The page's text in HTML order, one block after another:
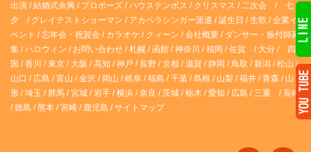
出演 /結婚式余興 / プロポーズ /ハウステンボス / クリスマス /二次会 / 七
夕 / グレイテストショーマン / アカペラシンガー派遣 /誕生日 /生歌 /企業イ
ベント /忘年会・祝賀会 / カラオケ / クィーン /会社概要 / ダンサー・振付師募
集 /ハロウィン / お問い合わせ /札幌 /函館 /神奈川 /福岡 /佐賀 / 大分 /
四
国 /香川 /東京 / 大阪 /高知 /神戸 /長野 /京都 /滋賀 /静岡 /鳥取 / 新潟 /松山 /
山口 / 広島 /富山 /金沢 / 岡山 /岐阜 /福島 /千葉 /島根 / 山梨 /福井 /青森 / 山
形 /埼玉 /群馬 /宮城 /岩手 /横浜 /奈良 /茨城 /栃木 /愛知 / 広島 /三重 /長崎
/徳島 /熊本 /宮崎 / 鹿児島 /サイトマップ